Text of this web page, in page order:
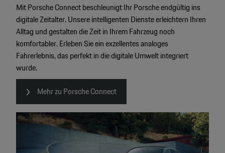
Mit Porsche Connect beschleunigt Ihr Porsche endgültig ins
digitale Zeitalter. Unsere intelligenten Dienste erleichtern Ihren
Alltag und gestalten die Zeit in Ihrem Fahrzeug noch
komfortabler. Erleben Sie ein exzellentes analoges
Fahrerlebnis, das perfekt in die digitale Umwelt integriert
wurde.
Mehr zu Porsche Connect